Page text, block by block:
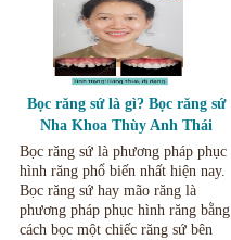
Bọc răng sứ là gì? Bọc răng sứ
Nha Khoa Thùy Anh Thái
Nguyên.
Bọc răng sứ là phương pháp phục
hình răng phổ biến nhất hiện nay.
Bọc răng sứ hay mão răng là
phương pháp phục hình răng bằng
cách bọc một chiếc răng sứ bên